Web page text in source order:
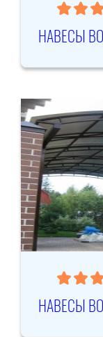
НАВЕСЫ
НАВЕСЫ